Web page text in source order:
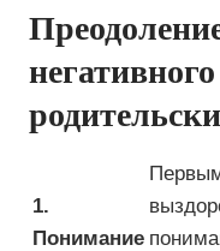
1.
Понимание